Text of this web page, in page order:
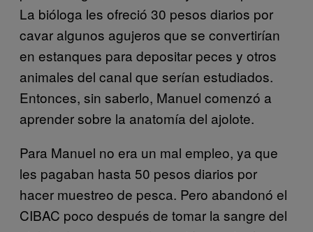
La bióloga les ofreció 30 pesos diarios por
cavar algunos agujeros que se convertirían
en estanques para depositar peces y otros
animales del canal que serían estudiados.
Entonces, sin saberlo, Manuel comenzó a
aprender sobre la anatomía del ajolote.
Para Manuel no era un mal empleo, ya que
les pagaban hasta 50 pesos diarios por
hacer muestreo de pesca. Pero abandonó el
CIBAC poco después de tomar la sangre del